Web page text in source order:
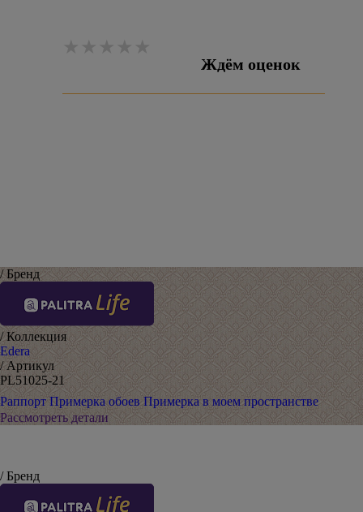
Ждём оценок
/ Бренд
/ Коллекция
Edera
/ Артикул
PL51025-21
Раппорт Примерка обоев Примерка в моем пространстве
Рассмотреть детали
/ Бренд